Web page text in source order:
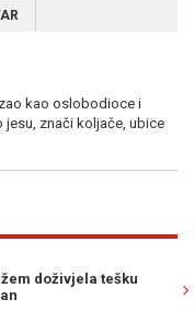
kao oslobodioce i
jesu, znači koljače, ubice
BAKIR
prekrižena,